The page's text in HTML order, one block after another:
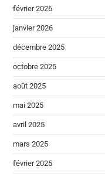
février 2026
janvier 2026
décembre 2025
octobre 2025
août 2025
mai 2025
avril 2025
mars 2025
février 2025